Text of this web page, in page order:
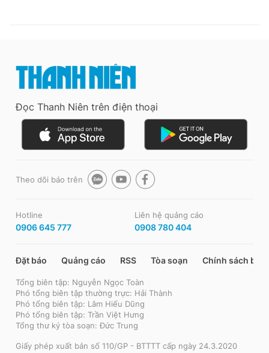
Đọc Thanh Niên trên điện thoại
Theo dõi báo trên
Hotline
0906 645 777
Liên hệ quảng cáo
0908 780 404
Đặt báo Quảng cáo RSS Tòa soạn Chính sách bảo
Tổng biên tập: Nguyễn Ngọc Toàn
Phó tổng biên tập thường trực: Hải Thành
Phó tổng biên tập: Lâm Hiếu Dũng
Phó tổng biên tập: Trần Việt Hưng
Tổng thư ký tòa soạn: Đức Trung
Giấy phép xuất bản số 110/GP - BTTTT cấp ngày 24.3.2020